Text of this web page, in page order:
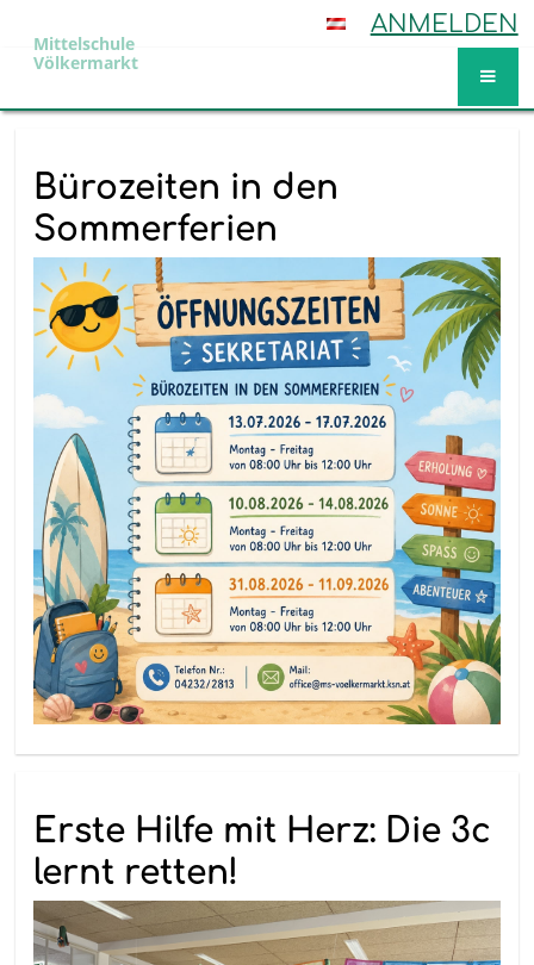
ANMELDEN
Mittelschule
Völkermarkt
Bürozeiten in den
Sommerferien
Erste Hilfe mit Herz: Die 3c
lernt retten!